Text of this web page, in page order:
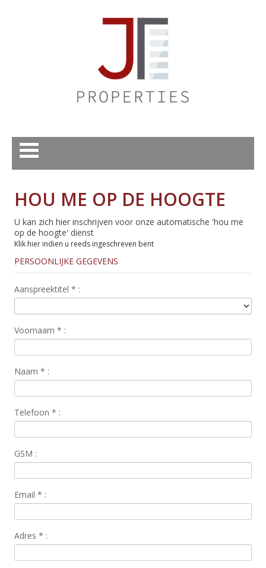
HOU ME OP DE HOOGTE
U kan zich hier inschrijven voor onze automatische 'hou me
op de hoogte' dienst
Klik hier indien u reeds ingeschreven bent
PERSOONLIJKE GEGEVENS
Aanspreektitel* :
Voornaam* :
Naam* :
Telefoon* :
GSM :
Email* :
Adres* :